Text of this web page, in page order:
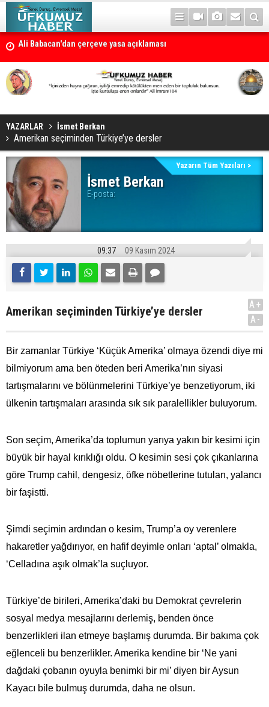
Ali Babacan'dan çerçeve yasa açıklaması
Petrol erzan bû
YAZARLAR İsmet Berkan
Amerikan seçiminden Türkiye’ye dersler
İsmet Berkan
E-posta:
Yazarın Tüm Yazıları >
09:37 09 Kasım 2024
Amerikan seçiminden Türkiye’ye dersler
A+
A-
Bir zamanlar Türkiye ‘Küçük Amerika’ olmaya özendi diye mi
bilmiyorum ama ben öteden beri Amerika’nın siyasi
tartışmalarını ve bölünmelerini Türkiye’ye benzetiyorum, iki
ülkenin tartışmaları arasında sık sık paralellikler buluyorum.
Son seçim, Amerika’da toplumun yarıya yakın bir kesimi için
büyük bir hayal kırıklığı oldu. O kesimin sesi çok çıkanlarına
göre Trump cahil, dengesiz, öfke nöbetlerine tutulan, yalancı
bir faşistti.
Şimdi seçimin ardından o kesim, Trump’a oy verenlere
hakaretler yağdırıyor, en hafif deyimle onları ‘aptal’ olmakla,
‘Celladına aşık olmak’la suçluyor.
Türkiye’de birileri, Amerika’daki bu Demokrat çevrelerin
sosyal medya mesajlarını derlemiş, benden önce
benzerlikleri ilan etmeye başlamış durumda. Bir bakıma çok
eğlenceli bu benzerlikler. Amerika kendine bir ‘Ne yani
dağdaki çobanın oyuyla benimki bir mi’ diyen bir Aysun
Kayacı bile bulmuş durumda, daha ne olsun.